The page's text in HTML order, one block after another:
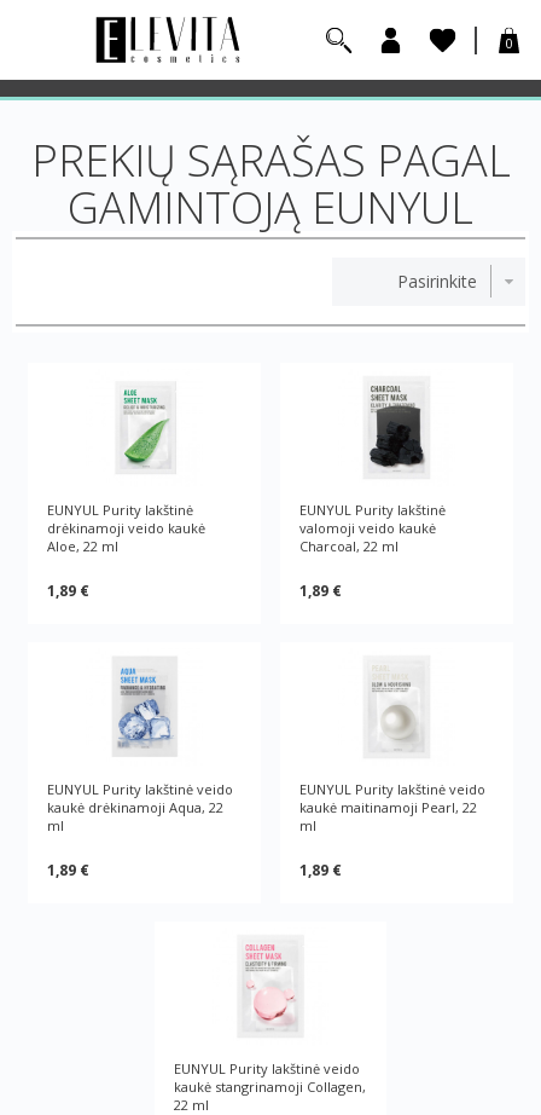
0
PREKIŲ SĄRAŠAS PAGAL
GAMINTOJĄ EUNYUL
EUNYUL Purity lakštinė
drėkinamoji veido kaukė
Aloe, 22 ml
1,89 €
EUNYUL Purity lakštinė
valomoji veido kaukė
Charcoal, 22 ml
1,89 €
EUNYUL Purity lakštinė veido
kaukė drėkinamoji Aqua, 22
ml
1,89 €
EUNYUL Purity lakštinė veido
kaukė maitinamoji Pearl, 22
ml
1,89 €
EUNYUL Purity lakštinė veido
kaukė stangrinamoji Collagen,
22 ml